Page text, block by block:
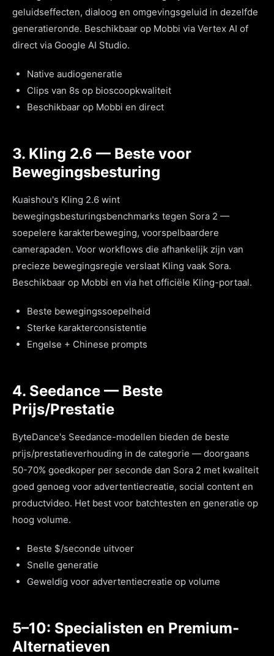
geluidseffecten, dialoog en omgevingsgeluid in dezelfde
generatieronde. Beschikbaar op Mobbi via Vertex AI of
direct via Google AI Studio.
Native audiogeneratie
Clips van 8s op bioscoopkwaliteit
Beschikbaar op Mobbi en direct
3. Kling 2.6 — Beste voor
Bewegingsbesturing
Kuaishou's Kling 2.6 wint
bewegingsbesturingsbenchmarks tegen Sora 2 —
soepelere karakterbeweging, voorspelbaardere
camerapaden. Voor workflows die afhankelijk zijn van
precieze bewegingsregie verslaat Kling vaak Sora.
Beschikbaar op Mobbi en via het officiële Kling-portaal.
Beste bewegingssoepelheid
Sterke karakterconsistentie
Engelse + Chinese prompts
4. Seedance — Beste
Prijs/Prestatie
ByteDance's Seedance-modellen bieden de beste
prijs/prestatieverhouding in de categorie — doorgaans
50-70% goedkoper per seconde dan Sora 2 met kwaliteit
goed genoeg voor advertentiecreatie, social content en
productvideo. Het best voor batchtesten en generatie op
hoog volume.
Beste $/seconde uitvoer
Snelle generatie
Geweldig voor advertentiecreatie op volume
5–10: Specialisten en Premium-
Alternatieven